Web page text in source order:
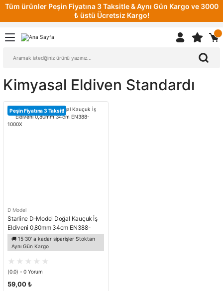
Tüm ürünler Peşin Fiyatına 3 Taksitle & Aynı Gün Kargo ve 3000
₺ üstü Ücretsiz Kargo!
Kimyasal Eldiven Standardı
Peşin Fiyatına 3 Taksit!
D Model
Starline D-Model Doğal Kauçuk İş
Eldiveni 0,80mm 34cm EN388-
1000X
🚚 15:30' a kadar siparişler Stoktan
Aynı Gün Kargo
(0.0) - 0 Yorum
59,00 ₺